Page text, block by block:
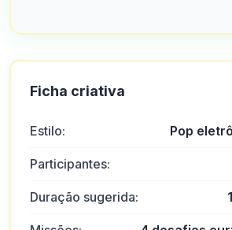
Ficha criativa
Estilo: Pop
Participantes:
Duração sugerida: